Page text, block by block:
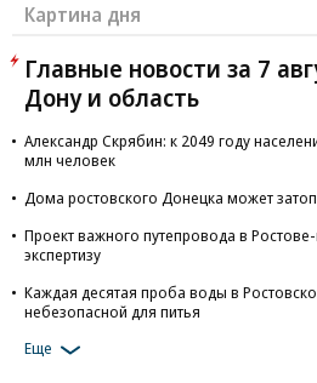
Картина дня
Главные новости за 7
Дону и область
Александр Скрябин: к 2049 году
млн человек
Дома ростовского Донецка может
Проект важного путепровода в
экспертизу
Каждая десятая проба воды в
небезопасной для питья
Еще